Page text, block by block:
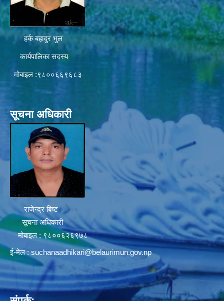
हर्क बहादुर भुल
कार्यपालिका सदस्य
मोबाइल :९८००६६९६८३
सूचना अधिकारी
राजेन्द्र बिष्ट
सूचना अधिकारी
मोबाइल : ९८००६२६९७८
ई-मेल : suchanaadhikari@belaurimun.gov.np